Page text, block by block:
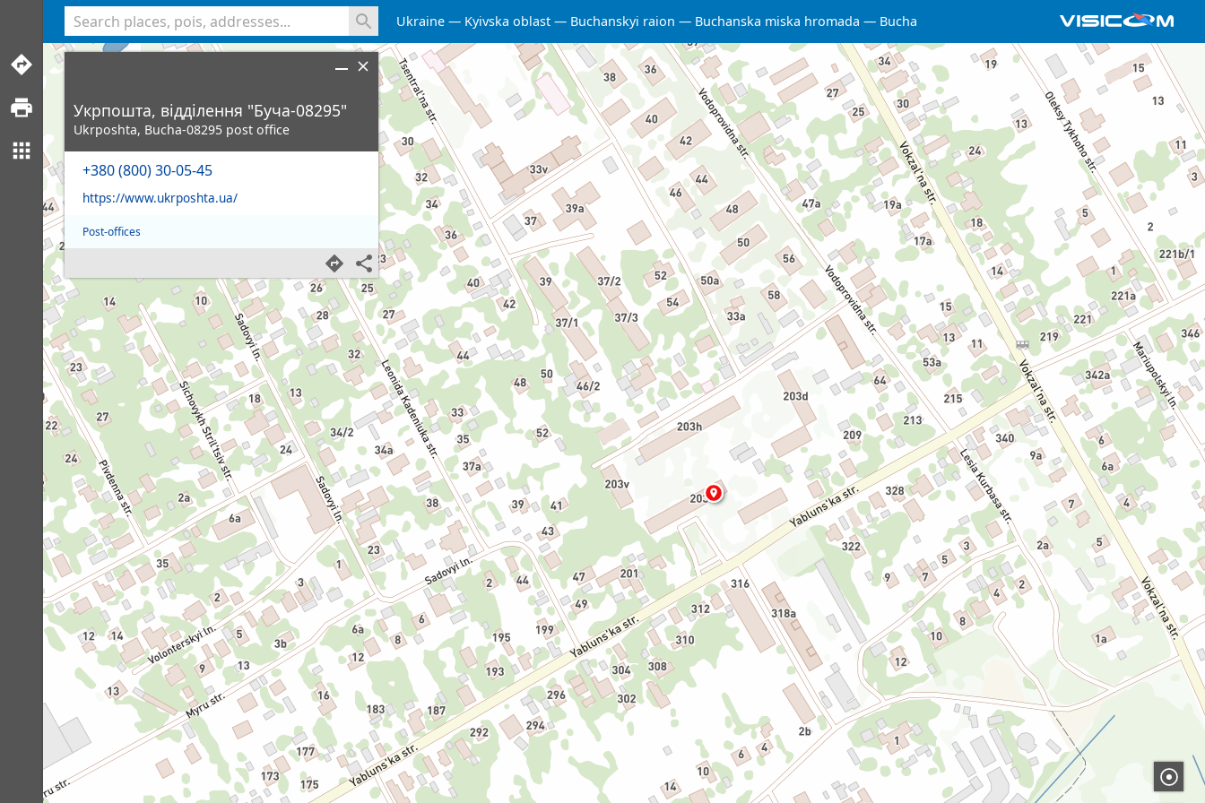
Ukraine Kyivska oblast Buchanskyi raion Buchanska miska hromada Bucha
Укрпошта, відділення "Буча-08295"
Ukrposhta, Bucha-08295 post office
+380 (800) 30-05-45
https://www.ukrposhta.ua/
Post-offices
<% console.log(hcard) %>